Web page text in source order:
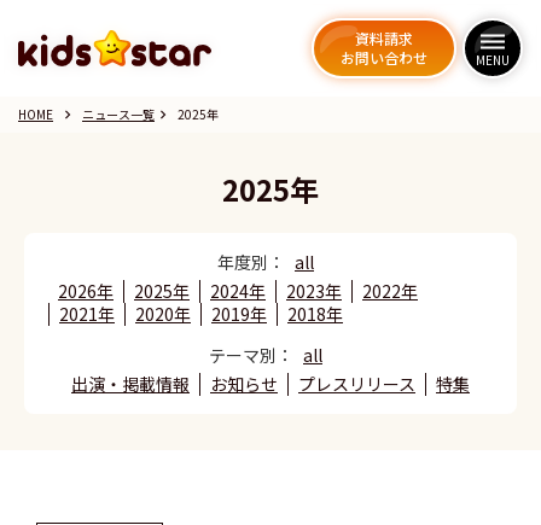
資料請求
お問い合わせ
dehaze
MENU
資料請求
お問い合わせ
dehaze
MENU
HOME keyboard_arrow_right ニュース一覧 keyboard_arrow_right 2025年
2025年
年度別：
all
2026年
2025年 2024年 2023年
2022年
2021年
2020年 2019年
2018年
テーマ別：
all
出演・掲載情報
お知らせ プレスリリース 特集